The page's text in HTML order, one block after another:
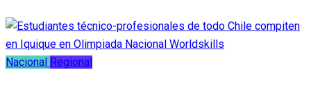
Nacional Regional